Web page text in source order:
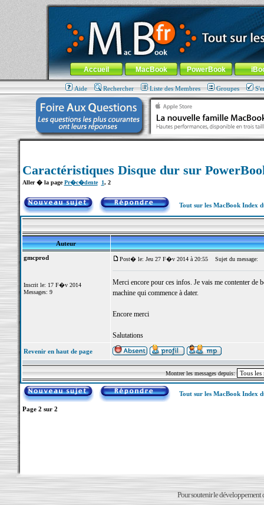
MacBook-fr.com : 100% Apple... 100% nomade !
Aller au contenu-Aller au menu général-Aller au menu de
Menu général
Accueil MacBook PowerBook
Aide Rechercher Liste des Membres Groupes
Caractéristiques Disque dur sur
Aller � la pagePr�c�dente 1, 2
Tout sur les MacBook Index
Auteur
gmcprod
Inscrit le: 17 F�v 2014
Messages: 9
Post� le: Jeu 27 F�v 2014 à 20:55 Sujet du message:
Merci encore pour ces infos. Je vais me contenter
machine qui commence à dater.
Encore merci
Salutations
Revenir en haut de page
Montrer les messages depuis:
Tout sur les MacBook Index
Page 2 sur 2
Pour soutenir le développement